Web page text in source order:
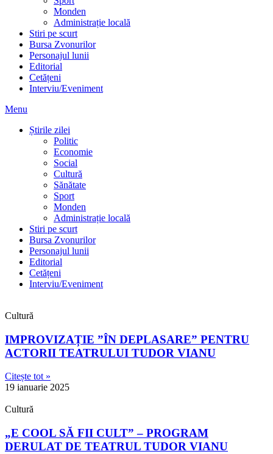
Monden
Administrație locală
Stiri pe scurt
Bursa Zvonurilor
Personajul lunii
Editorial
Cetățeni
Interviu/Eveniment
Menu
Știrile zilei
Politic
Economie
Social
Cultură
Sănătate
Sport
Monden
Administrație locală
Stiri pe scurt
Bursa Zvonurilor
Personajul lunii
Editorial
Cetățeni
Interviu/Eveniment
Cultură
IMPROVIZAȚIE ”ÎN DEPLASARE” PENTRU
ACTORII TEATRULUI TUDOR VIANU
Citește tot »
19 ianuarie 2025
Cultură
„E COOL SĂ FII CULT” – PROGRAM
DERULAT DE TEATRUL TUDOR VIANU